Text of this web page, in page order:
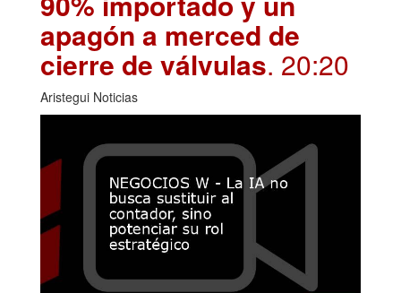
apagón a merced de
cierre de válvulas. 20:20
Aristegui Noticias